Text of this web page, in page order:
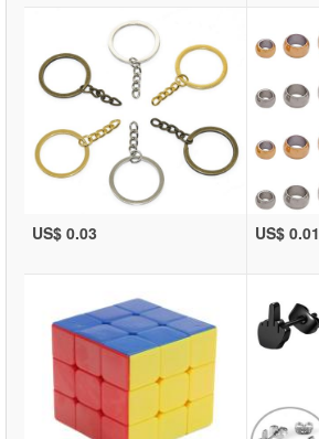
US$ 0.03 US$ 0.01